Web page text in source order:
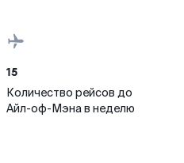
15
Количество рейсов до
Айл-оф-Мэна в неделю